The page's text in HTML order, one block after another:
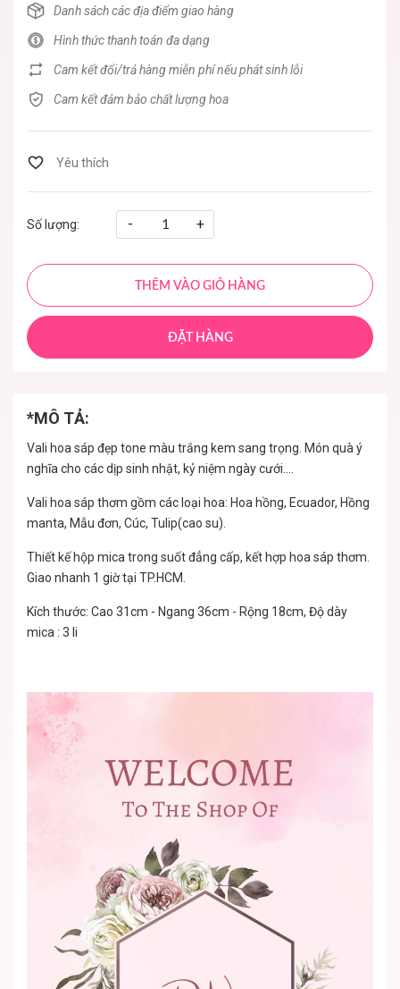
Danh sách các địa điểm giao hàng
Hình thức thanh toán đa dạng
Cam kết đổi/trả hàng miễn phí nếu phát sinh lỗi
Cam kết đảm bảo chất lượng hoa
Số lượng: - +
THÊM VÀO GIỎ HÀNG
ĐẶT HÀNG
*MÔ TẢ:
Vali hoa sáp đẹp tone màu trắng kem sang trọng. Món quà ý
nghĩa cho các dịp sinh nhật, kỷ niệm ngày cưới....
Vali hoa sáp thơm gồm các loại hoa: Hoa hồng, Ecuador, Hồng
manta, Mẫu đơn, Cúc, Tulip(cao su).
Thiết kế hộp mica trong suốt đẳng cấp, kết hợp hoa sáp thơm.
Giao nhanh 1 giờ tại TP.HCM.
Kích thước: Cao 31cm - Ngang 36cm - Rộng 18cm, Độ dày
mica : 3 li